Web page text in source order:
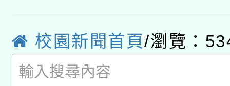
月28日止
機關學校轉知所屬退休
用一案
辦理性別平等教育建置
人才庫實施計畫」一案
衛生局辦理之「115年
菸害防制實體解謎活動
校園新聞首頁/瀏覽：